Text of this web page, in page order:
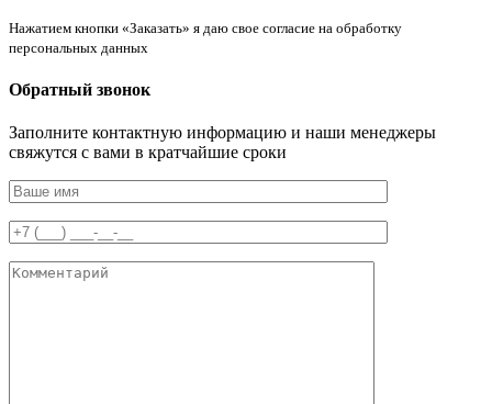
Нажатием кнопки «Заказать» я даю свое согласие на обработку
персональных данных
Обратный звонок
Заполните контактную информацию и наши менеджеры
свяжутся с вами в кратчайшие сроки